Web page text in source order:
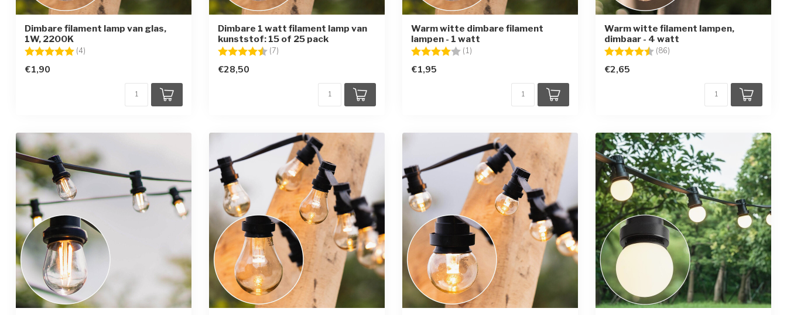
Dimbare filament lamp van glas,
1W, 2200K
Beoordeling: (4)
€1,90
Dimbare 1 watt filament lamp van
kunststof: 15 of 25 pack
Beoordeling: (7)
€28,50
Warm witte dimbare filament
lampen - 1 watt
Beoordeling: (1)
€1,95
Warm witte filament lampen,
dimbaar - 4 watt
Beoordeling: (86)
€2,65